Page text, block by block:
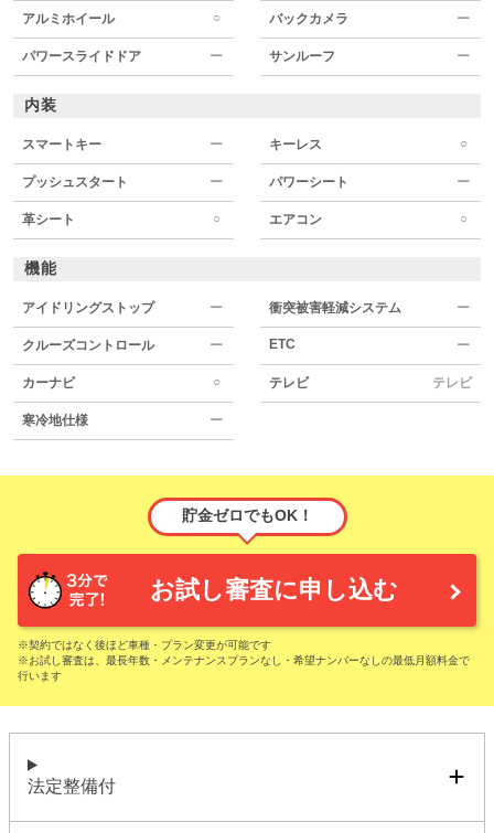
アルミホイール ○ バックカメラ ー
パワースライドドア ー サンルーフ ー
内装
スマートキー ー キーレス ○
プッシュスタート ー パワーシート ー
革シート ○ エアコン ○
機能
アイドリングストップ ー 衝突被害軽減システム ー
クルーズコントロール ー ETC ー
カーナビ ○ テレビ テレビ
寒冷地仕様 ー
貯金ゼロでもOK！
お試し審査に申し込む
※契約ではなく後ほど車種・プラン変更が可能です
※お試し審査は、最長年数・メンテナンスプランなし・希望ナンバーなしの最低月額料金で
行います
法定整備付